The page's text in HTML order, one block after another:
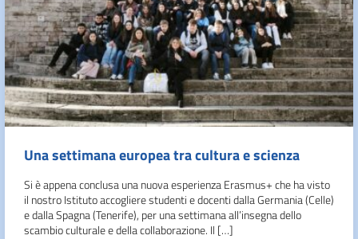
Una settimana europea tra cultura e scienza
Si è appena conclusa una nuova esperienza Erasmus+ che ha visto
il nostro Istituto accogliere studenti e docenti dalla Germania (Celle)
e dalla Spagna (Tenerife), per una settimana all’insegna dello
scambio culturale e della collaborazione. Il […]